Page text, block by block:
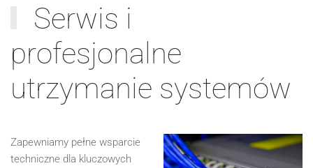
Serwis i
profesjonalne
utrzymanie systemów
Zapewniamy pełne wsparcie
techniczne dla kluczowych